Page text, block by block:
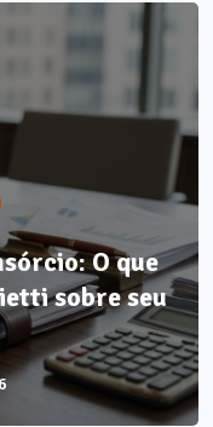
O que
sobre seu